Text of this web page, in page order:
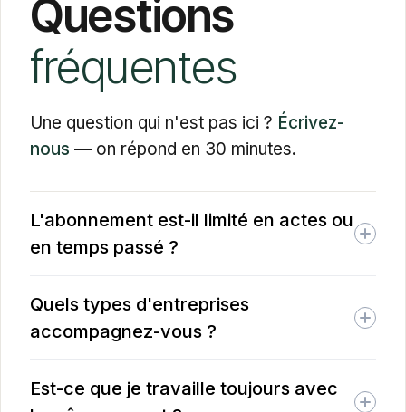
Questions
fréquentes
Une question qui n'est pas ici ? Écrivez-
nous — on répond en 30 minutes.
L'abonnement est-il limité en actes ou
en temps passé ?
plafond d'actes ou d'heures. On vous soutient
pleinement, quels que soient vos besoins en cours
Quels types d'entreprises
accompagnez-vous ?
ou leur secteur. On adapte le conseil juridique à vos
Est-ce que je travaille toujours avec